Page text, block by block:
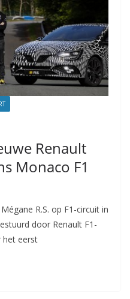
Renault
Monaco F1
R.S. op F1-circuit in
door Renault F1-
het eerst